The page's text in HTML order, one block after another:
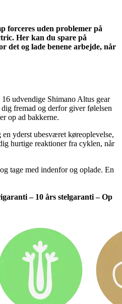
forceres uden problemer på
Her kan du spare på
og lade benene arbejde, når
udvendige Shimano Altus gear
fremad og derfor giver følelsen
op ad bakkerne.
yderst ubesværet køreoplevelse,
hurtige reaktioner fra cyklen, når
tage med indenfor og oplade. En
– 10 års stelgaranti – Op